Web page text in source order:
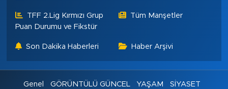
TFF 2.Lig Kırmızı Grup
Puan Durumu ve Fikstür
Tüm Manşetler
Son Dakika Haberleri Haber Arşivi
Genel GÖRÜNTÜLÜ GÜNCEL YAŞAM
SİYASET